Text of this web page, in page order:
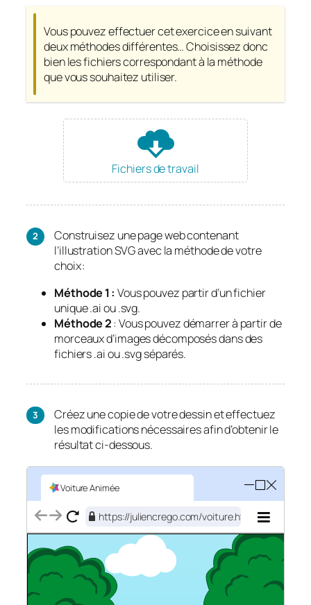
Vous pouvez effectuer cet exercice en suivant
deux méthodes différentes… Choisissez donc
bien les fichiers correspondant à la méthode
que vous souhaitez utiliser.
Fichiers de travail
Construisez une page web contenant
l’illustration SVG avec la méthode de votre
choix :
Méthode 1 : Vous pouvez partir d’un fichier
unique .ai ou .svg.
Méthode 2: Vous pouvez démarrer à partir de
morceaux d’images décomposés dans des
fichiers .ai ou .svg séparés.
Créez une copie de votre dessin et effectuez
les modifications nécessaires afin d’obtenir le
résultat ci-dessous.
Voiture Animée
https://juliencrego.com/voiture.html